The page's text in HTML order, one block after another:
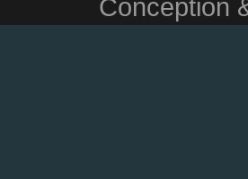
Conception